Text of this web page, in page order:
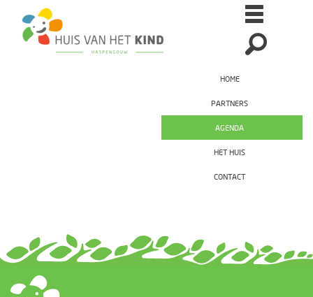
HOME
PARTNERS
AGENDA
HET HUIS
CONTACT